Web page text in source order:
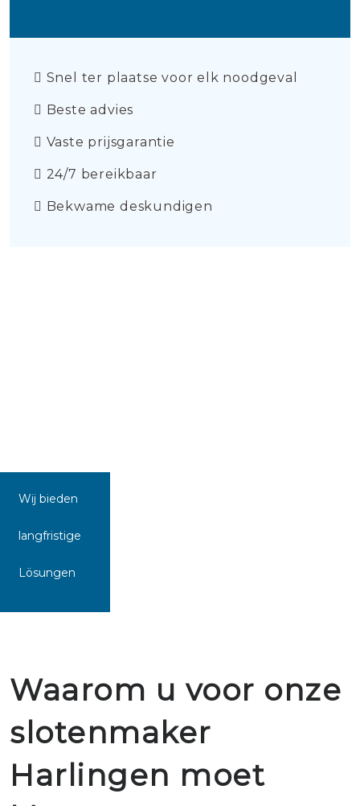
Snel ter plaatse voor elk noodgeval
Beste advies
Vaste prijsgarantie
24/7 bereikbaar
Bekwame deskundigen
Wij bieden
langfristige
Lösungen
Waarom u voor onze
slotenmaker
Harlingen moet